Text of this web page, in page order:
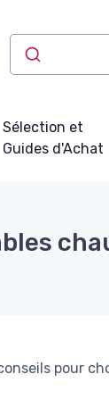
Sélection et
Guides d'Achat
pour